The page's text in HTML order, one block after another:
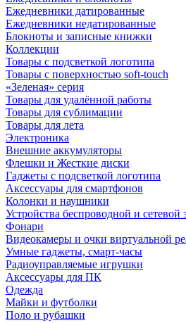
Ежедневники датированные
Ежедневники недатированные
Блокноты и записные книжки
Коллекции
Товары с подсветкой логотипа
Товары с поверхностью soft-touch
«Зеленая» серия
Товары для удалённой работы
Товары для сублимации
Товары для лета
Электроника
Внешние аккумуляторы
Флешки и Жесткие диски
Гаджеты с подсветкой логотипа
Аксессуары для смартфонов
Колонки и наушники
Устройства беспроводной и сетевой
Фонари
Видеокамеры и очки виртуальной
Умные гаджеты, смарт-часы
Радиоуправляемые игрушки
Аксессуары для ПК
Одежда
Майки и футболки
Поло и рубашки